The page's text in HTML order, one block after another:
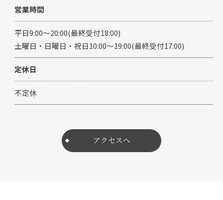
営業時間
平日9:00～20:00(最終受付18:00)
土曜日・日曜日・祝日10:00～19:00(最終受付17:00)
定休日
不定休
アクセスへ